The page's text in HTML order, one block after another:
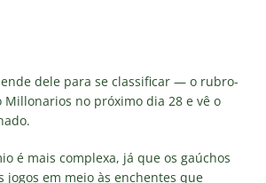
dele para se classificar — o rubro-
Millonarios no próximo dia 28 e vê o
é mais complexa, já que os gaúchos
jogos em meio às enchentes que